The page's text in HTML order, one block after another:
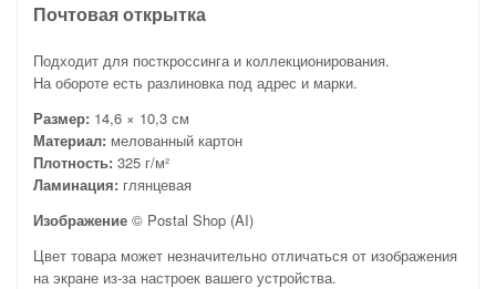
Почтовая открытка
Подходит для посткроссинга и коллекционирования.
На обороте есть разлиновка под адрес и марки.
Размер: 14,6 × 10,3 см
Материал: мелованный картон
Плотность: 325 г/м²
Ламинация: глянцевая
Изображение © Postal Shop (AI)
Цвет товара может незначительно отличаться от изображения
на экране из-за настроек вашего устройства.